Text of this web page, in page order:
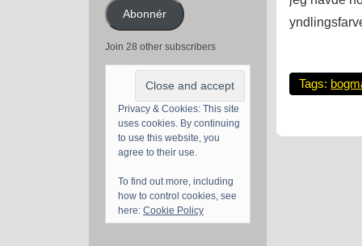
adresseAbonnér
Join 28 other subscribers
Privacy & Cookies: This site
uses cookies. By continuing
to use this website, you
agree to their use.
To find out more, including
how to control cookies, see
here: Cookie Policy
Tags: